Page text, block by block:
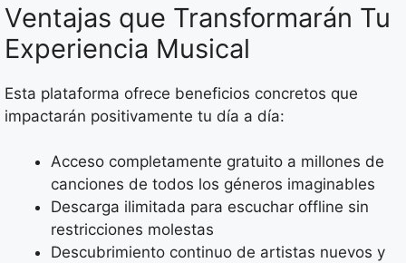
Ventajas que Transformarán Tu
Experiencia Musical
Esta plataforma ofrece beneficios concretos que
impactarán positivamente tu día a día:
Acceso completamente gratuito a millones de
canciones de todos los géneros imaginables
Descarga ilimitada para escuchar offline sin
restricciones molestas
Descubrimiento continuo de artistas nuevos y